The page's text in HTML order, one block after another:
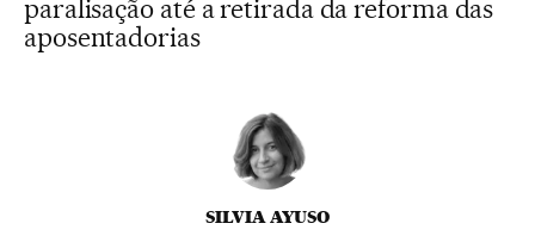
paralisação até a retirada da reforma das
aposentadorias
SILVIA AYUSO